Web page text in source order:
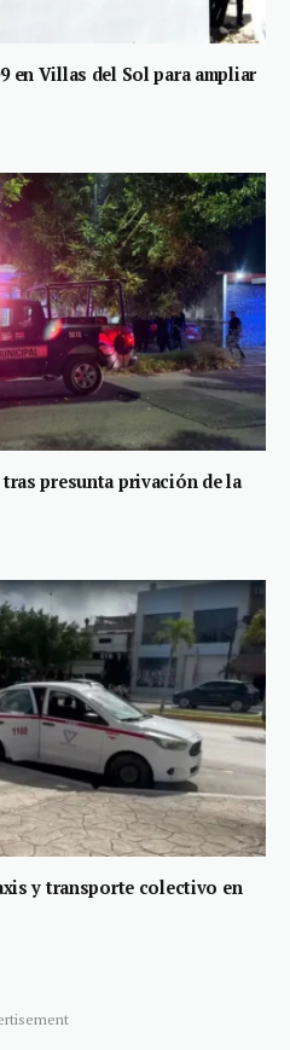
en Villas del Sol para ampliar
presunta privación de la
y transporte colectivo en